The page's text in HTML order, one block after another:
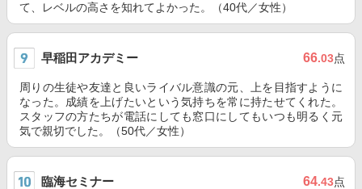
て、レベルの高さを知れてよかった。（40代／女性）
早稲田アカデミー 66.03点
周りの生徒や友達と良いライバル意識の元、上を目指すように
なった。成績を上げたいという気持ちを常に持たせてくれた。
スタッフの方たちが電話にしても窓口にしてもいつも明るく元
気で親切でした。（50代／女性）
臨海セミナー 64.43点